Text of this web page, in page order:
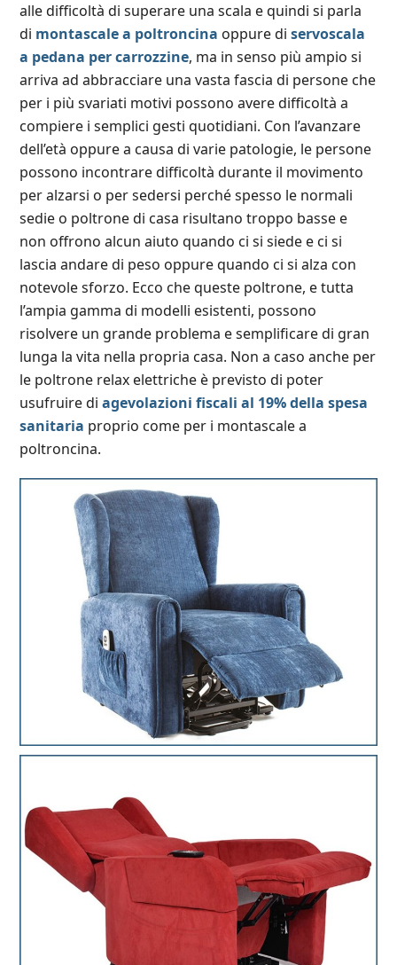
alle difficoltà di superare una scala e quindi si parla
di montascale a poltroncina oppure diservoscala
a pedana per carrozzine, ma in senso più ampio si
arriva ad abbracciare una vasta fascia di persone che
per i più svariati motivi possono avere difficoltà a
compiere i semplici gesti quotidiani. Con l’avanzare
dell’età oppure a causa di varie patologie, le persone
possono incontrare difficoltà durante il movimento
per alzarsi o per sedersi perché spesso le normali
sedie o poltrone di casa risultano troppo basse e
non offrono alcun aiuto quando ci si siede e ci si
lascia andare di peso oppure quando ci si alza con
notevole sforzo. Ecco che queste poltrone, e tutta
l’ampia gamma di modelli esistenti, possono
risolvere un grande problema e semplificare di gran
lunga la vita nella propria casa. Non a caso anche per
le poltrone relax elettriche è previsto di poter
usufruire diagevolazioni fiscali al 19% della spesa
sanitaria proprio come per i montascale a
poltroncina.